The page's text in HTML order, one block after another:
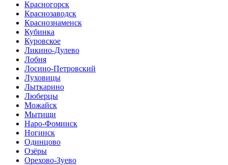
Красногорск
Краснозаводск
Краснознаменск
Кубинка
Куровское
Ликино-Дулево
Лобня
Лосино-Петровский
Луховицы
Лыткарино
Люберцы
Можайск
Мытищи
Наро-Фоминск
Ногинск
Одинцово
Озёры
Орехово-Зуево